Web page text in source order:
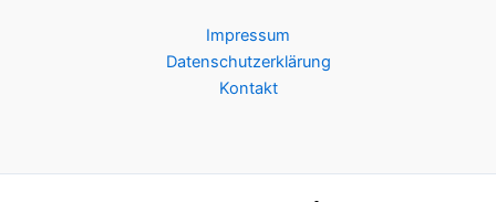
Impressum
Datenschutzerklärung
Kontakt